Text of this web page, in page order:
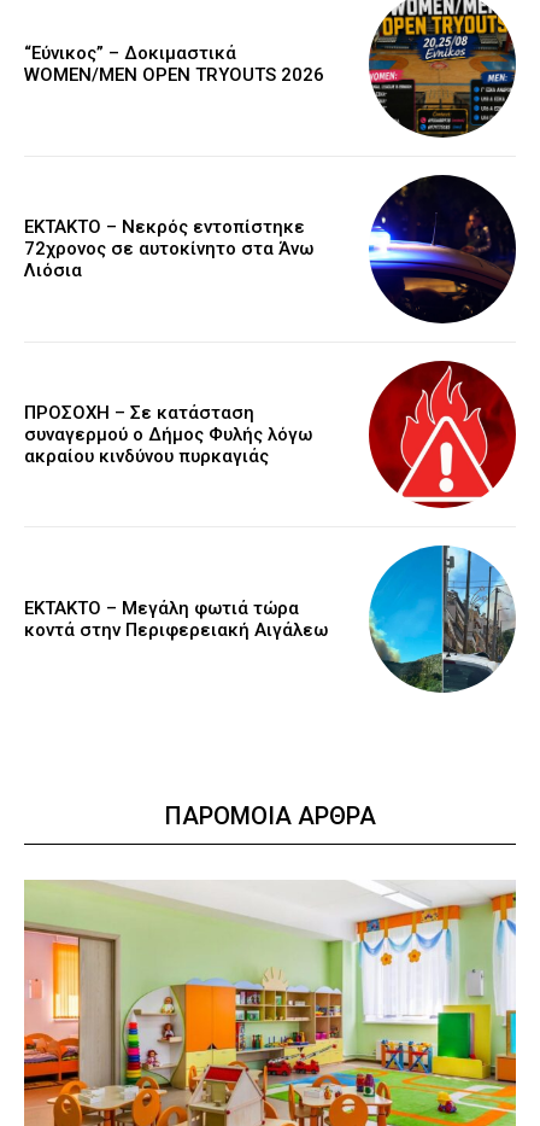
“Εύνικος” – Δοκιμαστικά
WOMEN/MEN OPEN TRYOUTS 2026
EKTAKTO – Νεκρός εντοπίστηκε
72χρονος σε αυτοκίνητο στα Άνω
Λιόσια
ΠΡΟΣΟΧΗ – Σε κατάσταση
συναγερμού ο Δήμος Φυλής λόγω
ακραίου κινδύνου πυρκαγιάς
ΕΚΤΑΚΤΟ – Μεγάλη φωτιά τώρα
κοντά στην Περιφερειακή Αιγάλεω
ΠΑΡΟΜΟΙΑ ΑΡΘΡΑ